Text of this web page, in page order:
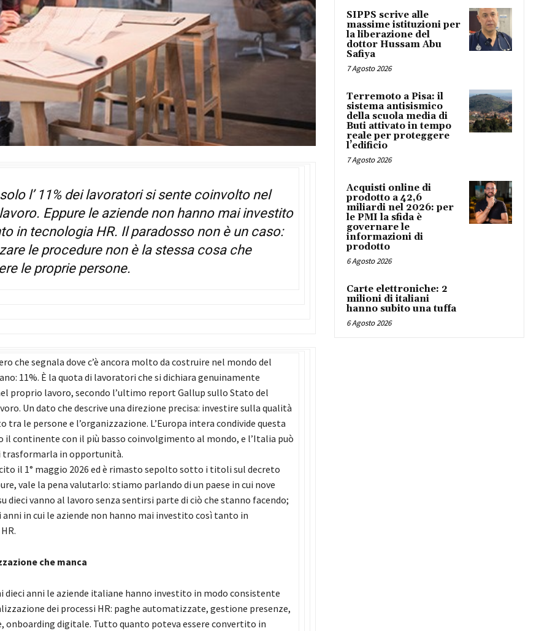
l’ 11% dei lavoratori si sente coinvolto nel
Eppure le aziende non hanno mai investito
in tecnologia HR. Il paradosso non è un caso:
le procedure non è la stessa cosa che
le proprie persone.
che segnala dove c’è ancora molto da costruire nel mondo del
11%. È la quota di lavoratori che si dichiara genuinamente
proprio lavoro, secondo l’ultimo report Gallup sullo Stato del
Un dato che descrive una direzione precisa: investire sulla qualità
tra le persone e l’organizzazione. L’Europa intera condivide questa
il continente con il più basso coinvolgimento al mondo, e l’Italia può
trasformarla in opportunità.
il 1° maggio 2026 ed è rimasto sepolto sotto i titoli sul decreto
vale la pena valutarlo: stiamo parlando di un paese in cui nove
dieci vanno al lavoro senza sentirsi parte di ciò che stanno facendo;
anni in cui le aziende non hanno mai investito così tanto in
che manca
dieci anni le aziende italiane hanno investito in modo consistente
dei processi HR: paghe automatizzate, gestione presenze,
onboarding digitale. Tutto quanto poteva essere convertito in
SIPPS scrive alle
massime istituzioni per
la liberazione del
dottor Hussam Abu
Safiya
7 Agosto 2026
Terremoto a Pisa: il
sistema antisismico
della scuola media di
Buti attivato in tempo
reale per proteggere
l’edificio
7 Agosto 2026
Acquisti online di
prodotto a 42,6
miliardi nel 2026: per
le PMI la sfida è
governare le
informazioni di
prodotto
6 Agosto 2026
Carte elettroniche: 2
milioni di italiani
hanno subito una tuffa
6 Agosto 2026